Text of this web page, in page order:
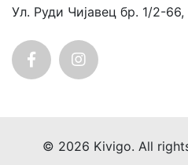
Ул. Руди Чијавец бр. 1/2-66,
© 2026 Kivigo. All